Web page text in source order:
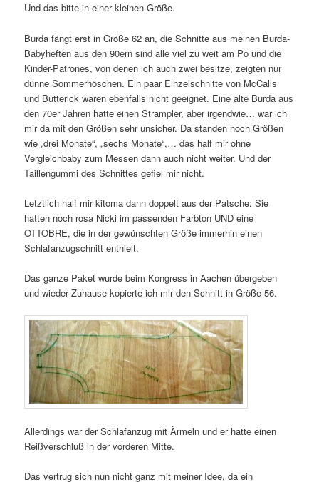
Und das bitte in einer kleinen Größe.
Burda fängt erst in Größe 62 an, die Schnitte aus meinen Burda-
Babyheften aus den 90ern sind alle viel zu weit am Po und die
Kinder-Patrones, von denen ich auch zwei besitze, zeigten nur
dünne Sommerhöschen. Ein paar Einzelschnitte von McCalls
und Butterick waren ebenfalls nicht geeignet. Eine alte Burda aus
den 70er Jahren hatte einen Strampler, aber irgendwie… war ich
mir da mit den Größen sehr unsicher. Da standen noch Größen
wie „drei Monate“, „sechs Monate“,… das half mir ohne
Vergleichbaby zum Messen dann auch nicht weiter. Und der
Taillengummi des Schnittes gefiel mir nicht.
Letztlich half mir kitoma dann doppelt aus der Patsche: Sie
hatten noch rosa Nicki im passenden Farbton UND eine
OTTOBRE, die in der gewünschten Größe immerhin einen
Schlafanzugschnitt enthielt.
Das ganze Paket wurde beim Kongress in Aachen übergeben
und wieder Zuhause kopierte ich mir den Schnitt in Größe 56.
Allerdings war der Schlafanzug mit Ärmeln und er hatte einen
Reißverschluß in der vorderen Mitte.
Das vertrug sich nun nicht ganz mit meiner Idee, da ein